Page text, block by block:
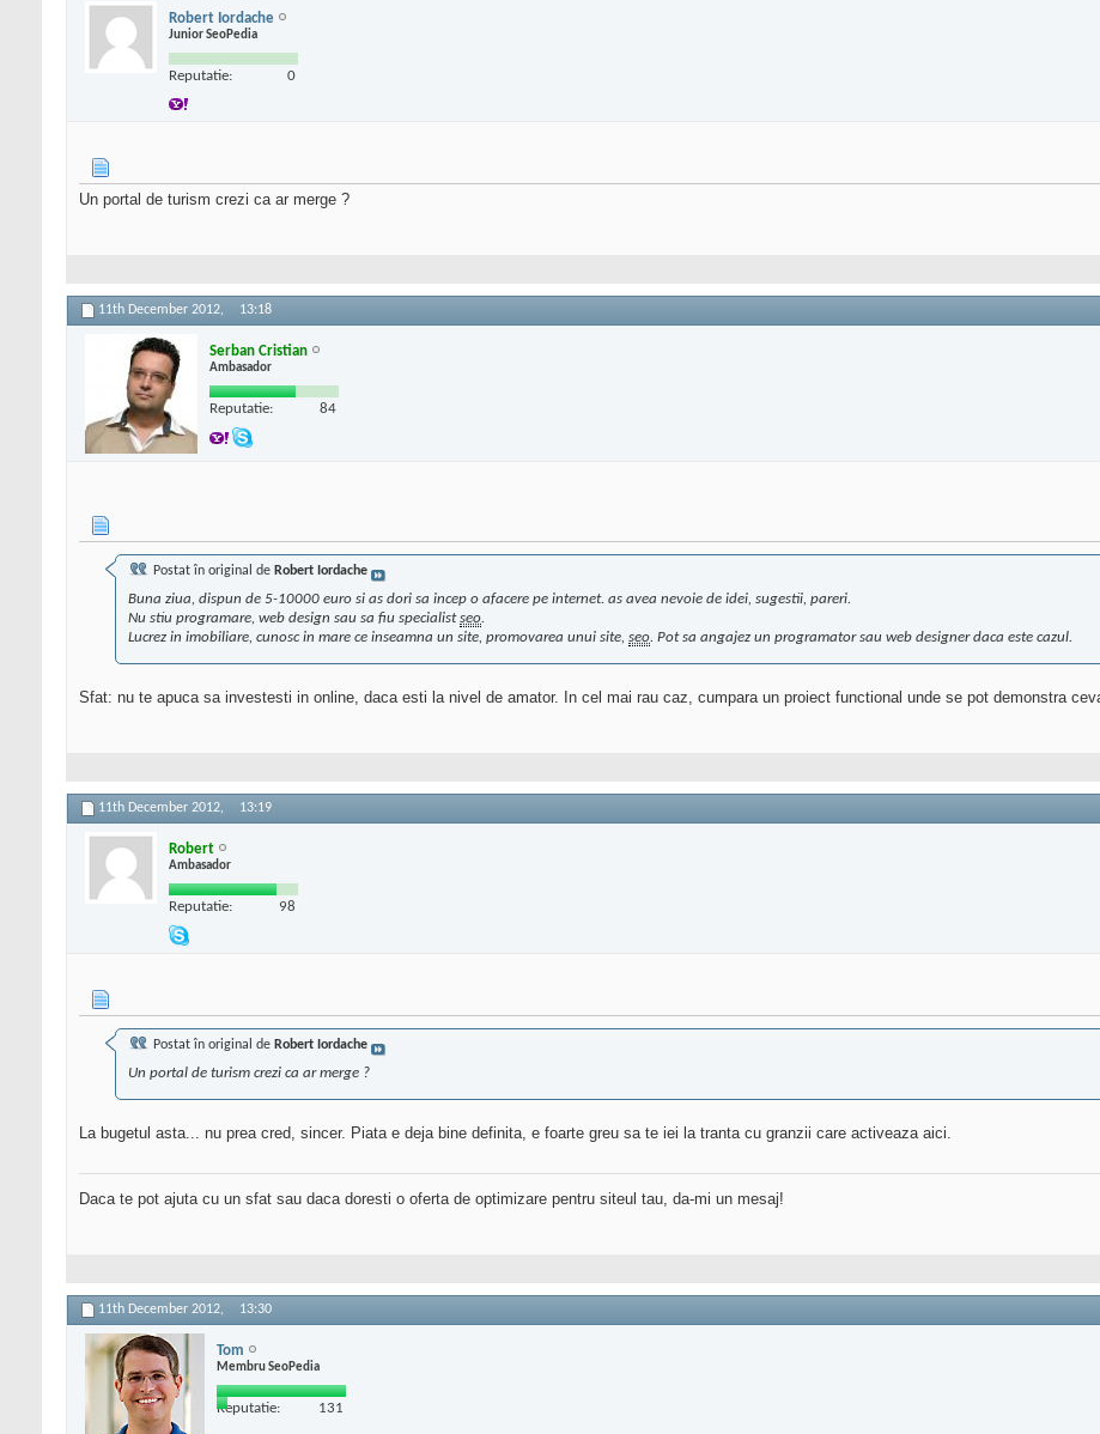
Robert Iordache
Junior SeoPedia
Reputatie: 0
Un portal de turism crezi ca ar merge ?
11th December 2012, 13:18
Serban Cristian
Ambasador
Reputatie: 84
Postat în original de Robert Iordache
Buna ziua, dispun de 5-10000 euro si as dori sa incep o afacere pe internet. as avea nevoie de idei, sugestii, pareri.
Nu stiu programare, web design sau sa fiu specialistseo.
Lucrez in imobiliare, cunosc in mare ce inseamna un site, promovarea unui site, seo. Pot sa angajez un programator sau web designer daca este cazul.
Sfat: nu te apuca sa investesti in online, daca esti la nivel de amator. In cel mai rau caz, cumpara un proiect functional unde se pot demonstra
11th December 2012, 13:19
Robert
Ambasador
Reputatie: 98
Postat în original de Robert Iordache
Un portal de turism crezi ca ar merge ?
La bugetul asta... nu prea cred, sincer. Piata e deja bine definita, e foarte greu sa te iei la tranta cu granzii care activeaza aici.
Daca te pot ajuta cu un sfat sau daca doresti o oferta de optimizare pentru siteul tau, da-mi un mesaj!
11th December 2012, 13:30
Tom
Membru SeoPedia
Reputatie: 131